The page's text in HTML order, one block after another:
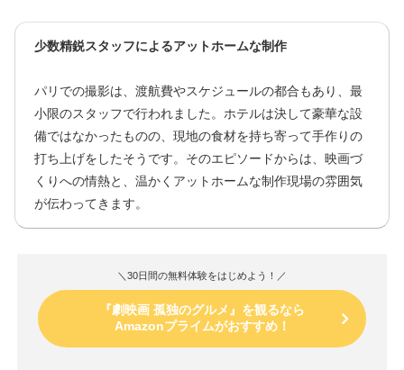
少数精鋭スタッフによるアットホームな制作
パリでの撮影は、渡航費やスケジュールの都合もあり、最
小限のスタッフで行われました。ホテルは決して豪華な設
備ではなかったものの、現地の食材を持ち寄って手作りの
打ち上げをしたそうです。そのエピソードからは、映画づ
くりへの情熱と、温かくアットホームな制作現場の雰囲気
が伝わってきます。
＼30日間の無料体験をはじめよう！／
『劇映画 孤独のグルメ』を観るなら
Amazonプライムがおすすめ！